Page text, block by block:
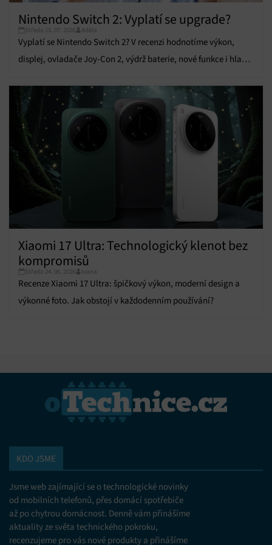
Přiřazování a kombinování údajů z jiných zdrojů
údajů, Propojení různých zařízení, Identifikace
zařízení na základě automaticky přenášených
informací.
Zajištění bezpečnosti, předcházení a zjišťování
zobrazování reklamy a obsahu, Ukládání a sdělování
voleb ochrany osobních údajů.
Nintendo Switch 2: Vyplatí se upgrade?
Středa 15. 07. 2026 Adéla
Vyplatí se Nintendo Switch 2? V recenzi hodnotíme výkon,
displej, ovladače Joy-Con 2, výdrž baterie, nové funkce i hlavní
Xiaomi 17 Ultra: Technologický klenot bez
kompromisů
Středa 24. 06. 2026 Ivana
Recenze Xiaomi 17 Ultra: špičkový výkon, moderní design a
výkonné foto. Jak obstojí v každodenním používání?
KDO JSME
Jsme web zajímající se o technologické novinky
od mobilních telefonů, přes domácí spotřebiče
až po chytrou domácnost. Denně vám přinášíme
aktuality ze světa technického pokroku,
recenzujeme pro vás nové produkty a přinášíme